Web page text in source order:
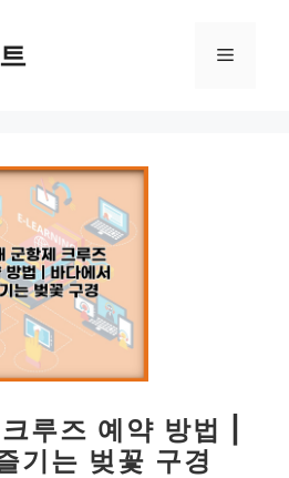
메
루즈 예약 방법 |
기는 벚꽃 구경